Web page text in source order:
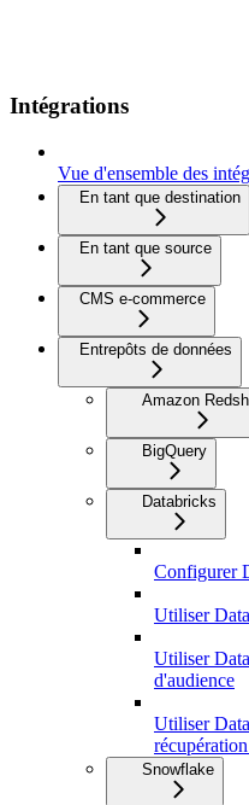
Intégrations
Vue d'ensemble des
En tant que destination
En tant que source
CMS e-commerce
Entrepôts de données
Amazon
BigQuery
Databricks
Configurer
Utiliser
Utiliser
d'audience
Utiliser
Snowflake